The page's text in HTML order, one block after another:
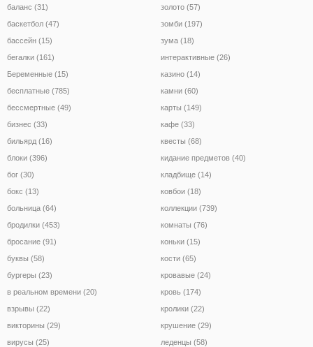
баланс (31)
баскетбол (47)
бассейн (15)
бегалки (161)
Беременные (15)
бесплатные (785)
бессмертные (49)
бизнес (33)
бильярд (16)
блоки (396)
бог (30)
бокс (13)
больница (64)
бродилки (453)
бросание (91)
буквы (58)
бургеры (23)
в реальном времени (20)
взрывы (22)
викторины (29)
вирусы (25)
золото (57)
зомби (197)
зума (18)
интерактивные (26)
казино (14)
камни (60)
карты (149)
кафе (33)
квесты (68)
кидание предметов (40)
кладбище (14)
ковбои (18)
коллекции (739)
комнаты (76)
коньки (15)
кости (65)
кровавые (24)
кровь (174)
кролики (22)
крушение (29)
леденцы (58)